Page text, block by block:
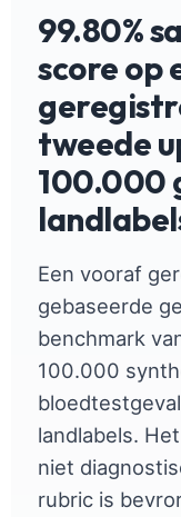
99.80%
score op
tweede
100.000
Een vooraf
gebaseerde
benchmark
100.000
landlabels.
niet
rubric is